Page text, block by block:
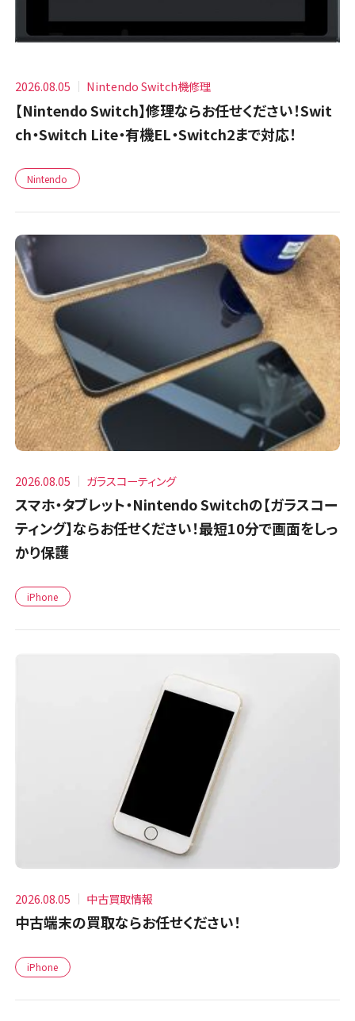
2026.08.05 Nintendo Switch機修理
【Nintendo Switch】修理ならお任せください！Swit
ch・Switch Lite・有機EL・Switch2まで対応！
Nintendo
2026.08.05 ガラスコーティング
スマホ・タブレット・Nintendo Switchの【ガラスコー
ティング】ならお任せください！最短10分で画面をしっ
かり保護
iPhone
2026.08.05 中古買取情報
中古端末の買取ならお任せください！
iPhone